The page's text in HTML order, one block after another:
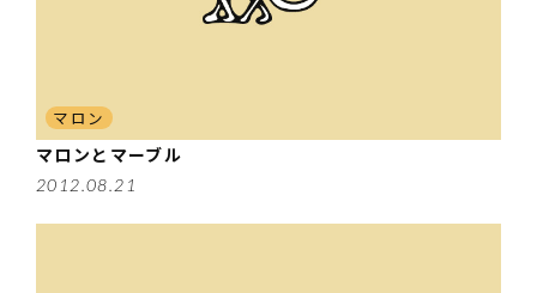
マロン
マロンとマーブル
2012.08.21